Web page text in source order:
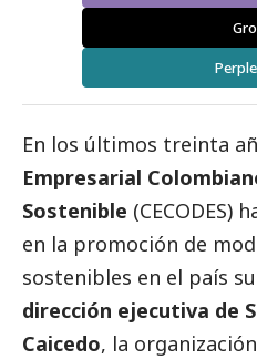
En los últimos treinta
Empresarial
Sostenible (CECODES)
en la promoción de
sostenibles en el país
dirección ejecutiva de
Caicedo, la